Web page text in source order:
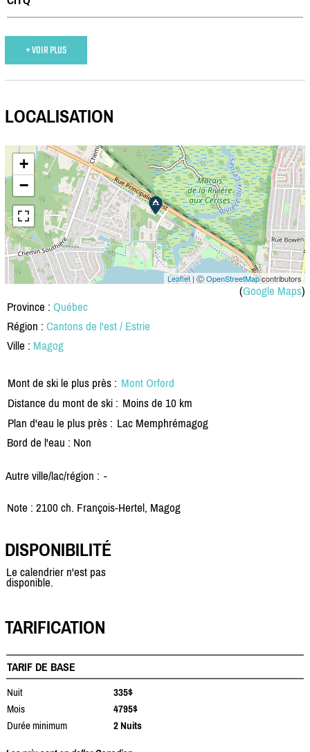
+ VOIR PLUS
LOCALISATION
+
−
Leaflet| ⒸOpenStreetMapcontributors
(Google Maps)
Province : Québec
Région : Cantons de l'est / Estrie
Ville : Magog
Mont de ski le plus près : Mont Orford
Distance du mont de ski : Moins de 10 km
Plan d'eau le plus près : Lac Memphrémagog
Bord de l'eau : Non
Autre ville/lac/région : -
Note : 2100 ch. François-Hertel, Magog
DISPONIBILITÉ
Le calendrier n'est pas
disponible.
TARIFICATION
TARIF DE BASE
Nuit
335$
Mois
4795$
Durée minimum
2 Nuits